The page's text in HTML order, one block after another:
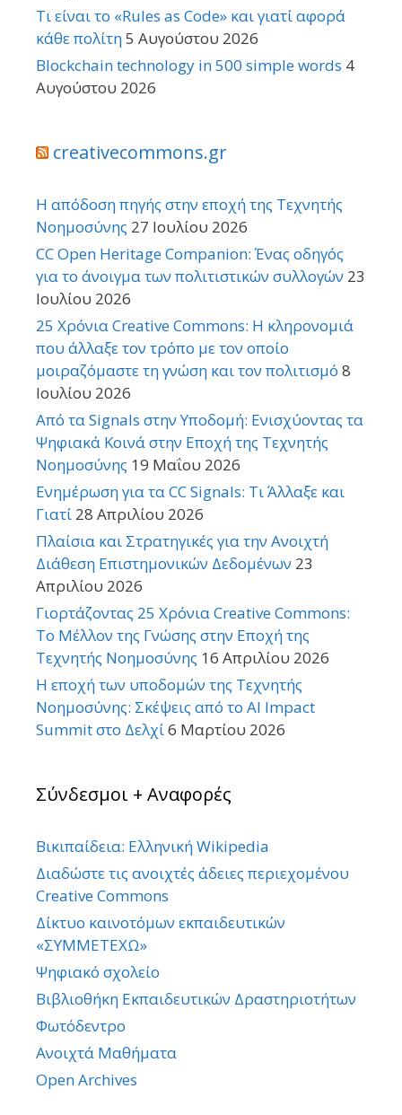
Τι είναι το «Rules as Code» και γιατί αφορά
κάθε πολίτη5 Αυγούστου 2026
Blockchain technology in 500 simple words 4
Αυγούστου 2026
creativecommons.gr
Η απόδοση πηγής στην εποχή της Τεχνητής
Νοημοσύνης 27 Ιουλίου 2026
CC Open Heritage Companion: Ένας οδηγός
για το άνοιγμα των πολιτιστικών συλλογών 23
Ιουλίου 2026
25 Χρόνια Creative Commons: Η κληρονομιά
που άλλαξε τον τρόπο με τον οποίο
μοιραζόμαστε τη γνώση και τον πολιτισμό 8
Ιουλίου 2026
Από τα Signals στην Υποδομή: Ενισχύοντας τα
Ψηφιακά Κοινά στην Εποχή της Τεχνητής
Νοημοσύνης 19 Μαΐου 2026
Ενημέρωση για τα CC Signals: Τι Άλλαξε και
Γιατί 28 Απριλίου 2026
Πλαίσια και Στρατηγικές για την Ανοιχτή
Διάθεση Επιστημονικών Δεδομένων 23
Απριλίου 2026
Γιορτάζοντας 25 Χρόνια Creative Commons:
Το Μέλλον της Γνώσης στην Εποχή της
Τεχνητής Νοημοσύνης 16 Απριλίου 2026
Η εποχή των υποδομών της Τεχνητής
Νοημοσύνης: Σκέψεις από το AI Impact
Summit στο Δελχί6 Μαρτίου 2026
Σύνδεσμοι + Αναφορές
Βικιπαίδεια: Ελληνική Wikipedia
Διαδώστε τις ανοιχτές άδειες περιεχομένου
Creative Commons
Δίκτυο καινοτόμων εκπαιδευτικών
«ΣΥΜΜΕΤΕΧΩ»
Ψηφιακό σχολείο
Βιβλιοθήκη Εκπαιδευτικών Δραστηριοτήτων
Φωτόδεντρο
Ανοιχτά Μαθήματα
Open Archives